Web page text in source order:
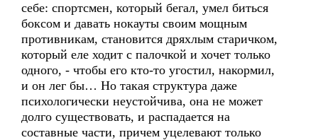
себе: спортсмен, который бегал, умел биться
боксом и давать нокауты своим мощным
противникам, становится дряхлым старичком,
который еле ходит с палочкой и хочет только
одного, - чтобы его кто-то угостил, накормил,
и он лег бы… Но такая структура даже
психологически неустойчива, она не может
долго существовать, и распадается на
составные части, причем уцелевают только